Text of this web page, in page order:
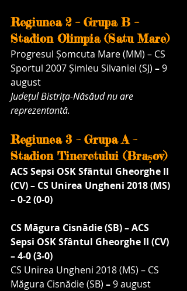
Regiunea 2 – Grupa B –
Stadion Olimpia (Satu Mare)
Progresul Șomcuta Mare (MM) – CS
Sportul 2007 Șimleu Silvaniei (SJ) – 9
august
Județul Bistrița-Năsăud nu are
reprezentantă.
Regiunea 3 – Grupa A –
Stadion Tineretului (Brașov)
ACS Sepsi OSK Sfântul Gheorghe II
(CV) – CS Unirea Ungheni 2018 (MS)
– 0-2 (0-0)
CS Măgura Cisnădie (SB) – ACS
Sepsi OSK Sfântul Gheorghe II (CV)
– 4-0 (3-0)
CS Unirea Ungheni 2018 (MS) – CS
Măgura Cisnădie (SB) – 9 august